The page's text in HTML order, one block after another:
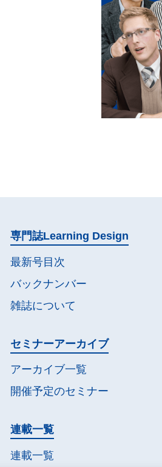
専門誌Learning Design
最新号目次
バックナンバー
雑誌について
セミナーアーカイブ
アーカイブ一覧
開催予定のセミナー
連載一覧
連載一覧